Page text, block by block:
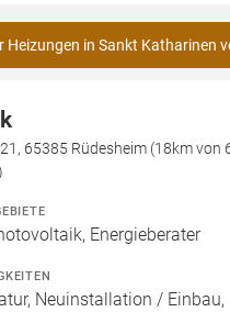
Heizungen in Sankt Katharinen
65385 Rüdesheim (18km von
Energieberater
Neuinstallation / Einbau,